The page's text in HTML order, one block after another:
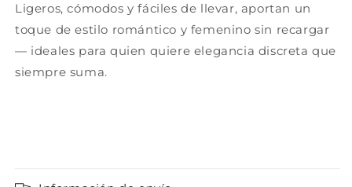
Ligeros, cómodos y fáciles de llevar, aportan un
toque de estilo romántico y femenino sin recargar
— ideales para quien quiere elegancia discreta que
siempre suma.